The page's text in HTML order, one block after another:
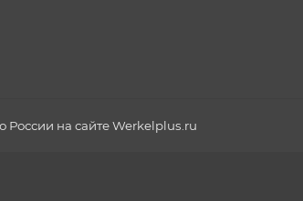
России на сайте Werkelplus.ru